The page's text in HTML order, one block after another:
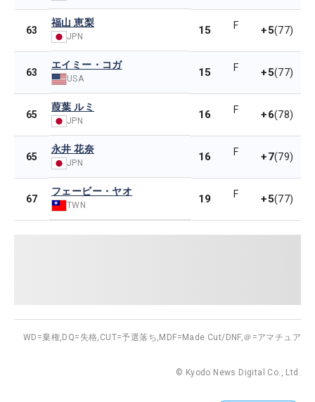
63
福山 恵梨
JPN 15 F +5(77)
63
エイミー・コガ
USA 15 F +5(77)
65
葭葉 ルミ
JPN 16 F +6(78)
65
永井 花奈
JPN 16 F +7(79)
67
フェービー・ヤオ
TWN 19 F +5(77)
WD=棄権, DQ=失格, CUT=予選落ち, MDF=Made Cut/DNF,＠=アマチュア
© Kyodo News Digital Co., Ltd.